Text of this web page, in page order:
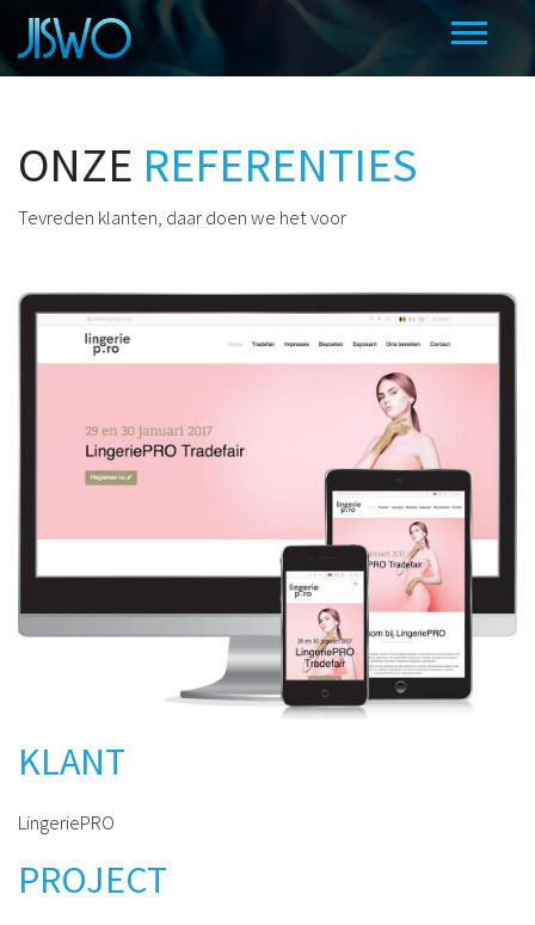
ONZE REFERENTIES
Tevreden klanten, daar doen we het voor
KLANT
LingeriePRO
PROJECT